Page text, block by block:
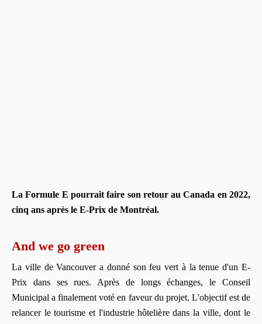
La Formule E pourrait faire son retour au Canada en 2022,
cinq ans après le E-Prix de Montréal.
And we go green
La ville de Vancouver a donné son feu vert à la tenue d'un E-
Prix dans ses rues. Après de longs échanges, le Conseil
Municipal a finalement voté en faveur du projet. L'objectif est de
relancer le tourisme et l'industrie hôtelière dans la ville, dont le